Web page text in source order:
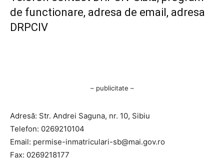
de functionare, adresa de email, adresa
DRPCIV
– publicitate –
Adresă: Str. Andrei Saguna, nr. 10, Sibiu
Telefon: 0269210104
Email: permise-inmatriculari-sb@mai.gov.ro
Fax: 0269218177